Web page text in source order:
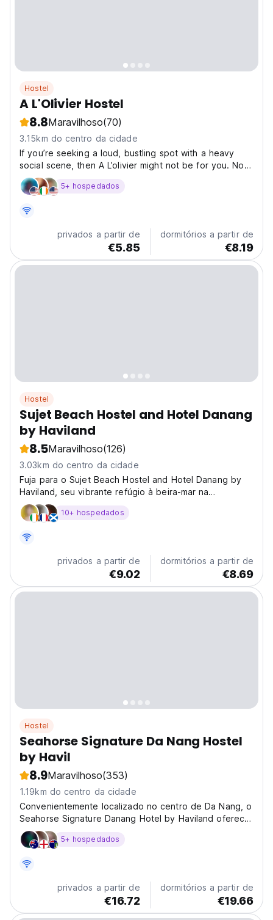
Hostel
A L'Olivier Hostel
8.8Maravilhoso(70)
3.15km do centro da cidade
If you’re seeking a loud, bustling spot with a heavy
social scene, then A L’olivier might not be for you. Not
into the noisy, crowded social scene? Welcome to A
L’olivier. 🌿 Nestled less than 1km from the shore, our
5+ hospedados
privados a partir de
€5.85
dormitórios a partir de
€8.19
Hostel
Sujet Beach Hostel and Hotel Danang
by Haviland
8.5Maravilhoso(126)
3.03km do centro da cidade
Fuja para o Sujet Beach Hostel and Hotel Danang by
Haviland, seu vibrante refúgio à beira-mar na
ensolarada Da Nang! Localizado a poucos passos da
deslumbrante praia de Pham Van Dong, nosso hostel
atmosfera...
10+ hospedados
privados a partir de
€9.02
dormitórios a partir de
€8.69
Hostel
Seahorse Signature Da Nang Hostel
by Havil
8.9Maravilhoso(353)
1.19km do centro da cidade
Convenientemente localizado no centro de Da Nang, o
Seahorse Signature Danang Hotel by Haviland oferece
quartos com ar-condicionado, piscina ao ar livre, Wi-Fi
gratuito e jardim.5+ hospedados
privados a partir de
€16.72
dormitórios a partir de
€19.66